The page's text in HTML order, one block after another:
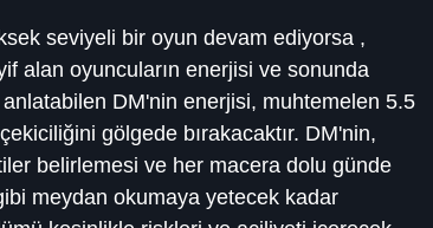
seviyeli bir oyun devam ediyorsa ,
alan oyuncuların enerjisi ve sonunda
DM'nin enerjisi, muhtemelen 5.5
gölgede bırakacaktır. DM'nin,
belirlemesi ve her macera dolu günde
meydan okumaya yetecek kadar